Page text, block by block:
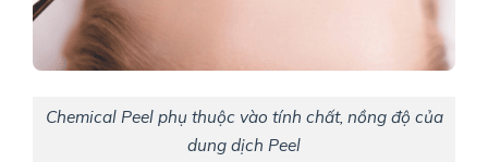
Chemical Peel phụ thuộc vào tính chất, nồng độ của
dung dịch Peel